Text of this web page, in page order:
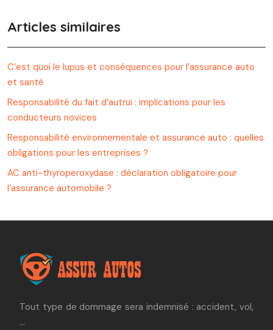
Articles similaires
C’est quoi le lupus et conséquences pour l’assurance auto
et santé
Responsabilité du fait d’autrui : implications pour les
conducteurs novices
Responsabilité environnementale et assurance auto : quelles
obligations pour les entreprises ?
AC anti-thyroperoxydase : déclaration obligatoire pour
l’assurance automobile ?
Tout type de dommage sera indemnisé : accident, vol,
…